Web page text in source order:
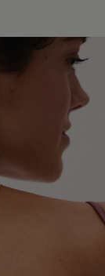
czas
krajów,
dostawy
od
koniec
Brytanii i
opłaty
przez
typu
na trwałość
Pozwoli to
utraty
delikatnie
że
która z